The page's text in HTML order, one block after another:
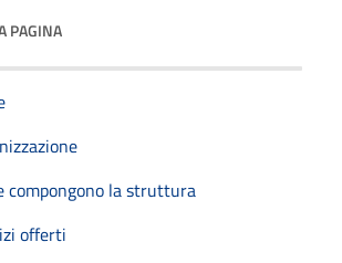
PAGINA
compongono la struttura
offerti